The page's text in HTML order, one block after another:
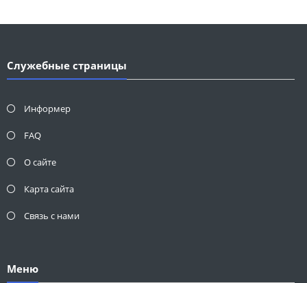
Служебные страницы
Информер
FAQ
О сайте
Карта сайта
Связь с нами
Меню